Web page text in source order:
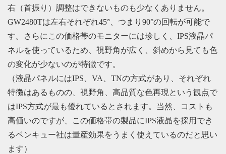
右（首振り）調整はできないものも少なくありません。
GW2480Tは左右それぞれ45°、つまり90°の回転が可能で
す。さらにこの価格帯のモニターには珍しく、IPS液晶パ
ネルを使っているため、視野角が広く、斜めから見ても色
の変化が少ないのが特徴です。
（液晶パネルにはIPS、VA、TNの方式があり、それぞれ
特徴はあるものの、視野角、高品質な色再現という観点で
はIPS方式が最も優れているとされます。当然、コストも
高価いのですが、この価格帯の製品にIPS液晶を採用でき
るベンキュー社は量産効果をうまく使えているのだと思い
ます）